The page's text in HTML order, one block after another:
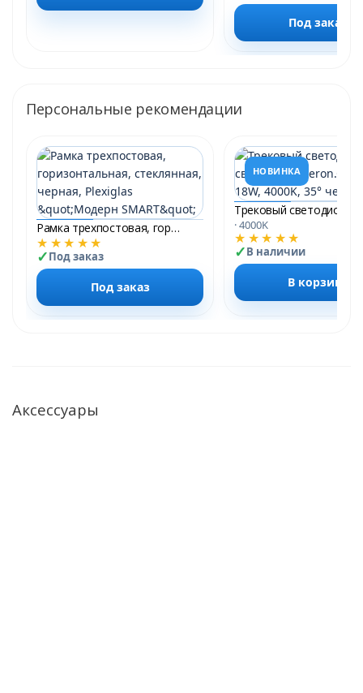
Под заказ
Персональные рекомендации
Рамка трехпостовая, горизонтальная, стеклянная, черная, Plexiglas &quot;Модерн SMART&quot;
★★★★★
Под заказ
Под заказ
НОВИНКА
· 4000K
★★★★★
В наличии
В корзину
Аксессуары